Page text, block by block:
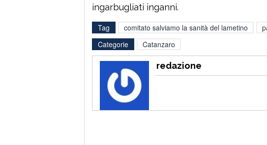
ingarbugliati inganni.
Tag comitato salviamo la sanità del lametino
Categorie
Catanzaro
redazione